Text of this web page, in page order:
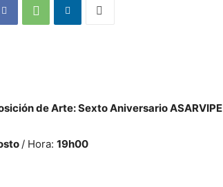
de Arte: Sexto Aniversario ASARVIPE
/ Hora: 19h00